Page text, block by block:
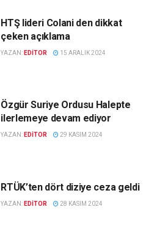
HTŞ lideri Colani den dikkat
çeken açıklama
YAZAN: EDITOR 15 ARALIK 2024
Özgür Suriye Ordusu Halepte
ilerlemeye devam ediyor
YAZAN: EDITOR 29 KASIM 2024
RTÜK’ten dört diziye ceza geldi
YAZAN: EDITOR 28 KASIM 2024